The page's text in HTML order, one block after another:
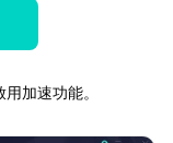
加速功能。